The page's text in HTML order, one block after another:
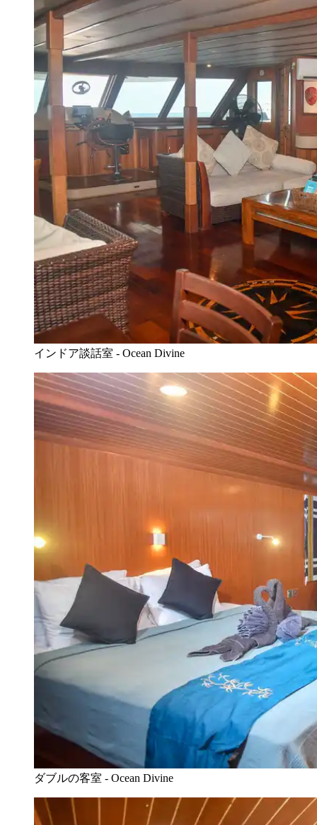
インドア談話室 - Ocean Divine
ダブルの客室 - Ocean Divine